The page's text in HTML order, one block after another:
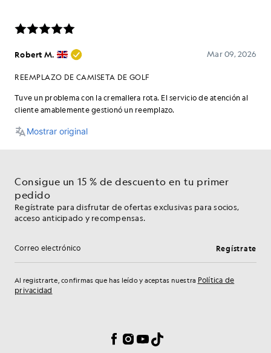
Consigue un 15 % de descuento en tu primer
pedido
Regístrate para disfrutar de ofertas exclusivas para socios,
acceso anticipado y recompensas.
Dirección de correo electrónico Regístrate
Al registrarte, confirmas que has leído y aceptas nuestra Política de
privacidad
Facebook
Instagram
YouTube
TikTok